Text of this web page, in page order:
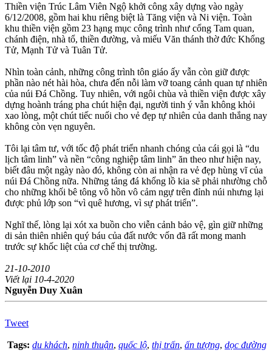
Thiền viện Trúc Lâm Viên Ngộ khởi công xây dựng vào ngày
6/12/2008, gồm hai khu riêng biệt là Tăng viện và Ni viện. Toàn
khu thiền viện gồm 23 hạng mục công trình như cổng Tam quan,
chánh điện, nhà tổ, thiền đường, và miếu Văn thánh thờ đức Khổng
Tử, Mạnh Tử và Tuân Tử.
Nhìn toàn cảnh, những công trình tôn giáo ấy vẫn còn giữ được
phần nào nét hài hòa, chưa đến nỗi làm vỡ toang cảnh quan tự nhiên
của núi Đá Chồng. Tuy nhiên, với ngôi chùa và thiền viện được xây
dựng hoành tráng pha chút hiện đại, người tinh ý vẫn không khỏi
xao lòng, một chút tiếc nuối cho vẻ đẹp tự nhiên của danh thắng nay
không còn vẹn nguyên.
Tôi lại tâm tư, với tốc độ phát triển nhanh chóng của cái gọi là “du
lịch tâm linh” và nền “công nghiệp tâm linh” ăn theo như hiện nay,
biết đâu một ngày nào đó, không còn ai nhận ra vẻ đẹp hùng vĩ của
núi Đá Chồng nữa. Những tảng đá khổng lồ kia sẽ phải nhường chỗ
cho những khối bê tông vô hồn vô cảm ngự trên đỉnh núi nhưng lại
được phủ lớp son “vì quê hương, vì sự phát triển”.
Nghĩ thế, lòng lại xót xa buồn cho viễn cảnh bảo vệ, gìn giữ những
di sản thiên nhiên quý báu của đất nước vốn đã rất mong manh
trước sự khốc liệt của cơ chế thị trường.
21-10-2010
Viết lại 10-4-2020
Nguyễn Duy Xuân
Tweet
Tags: du khách, ninh thuận, quốc lộ, thị trấn, ấn tượng, dọc đường